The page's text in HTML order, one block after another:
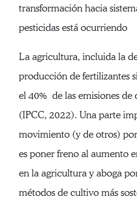
transformación hacia
pesticidas está ocurriendo
La agricultura, incluida la
producción de fertilizantes
el 40% de las emisiones
(IPCC, 2022). Una parte
movimiento (y de otros)
es poner freno al aumento
en la agricultura y aboga
métodos de cultivo más